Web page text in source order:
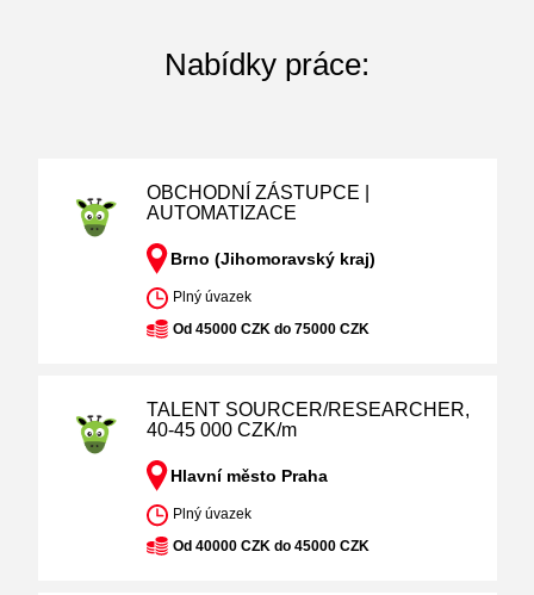
Nabídky práce:
OBCHODNÍ ZÁSTUPCE |
AUTOMATIZACE
Brno (Jihomoravský kraj)
Plný úvazek
Od 45000 CZK do 75000 CZK
TALENT SOURCER/RESEARCHER,
40-45 000 CZK/m
Hlavní město Praha
Plný úvazek
Od 40000 CZK do 45000 CZK